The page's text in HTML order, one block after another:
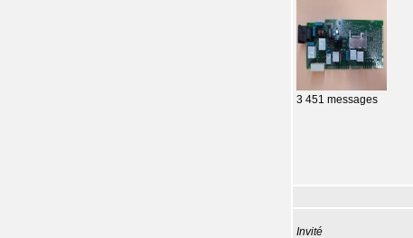
3 451 messages
Invité